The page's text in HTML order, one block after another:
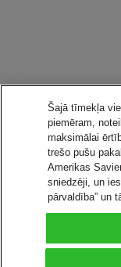
Šajā tīmekļa
piemēram,
maksimālai
trešo pušu
Amerikas
sniedzēji, un
pārvaldība” un